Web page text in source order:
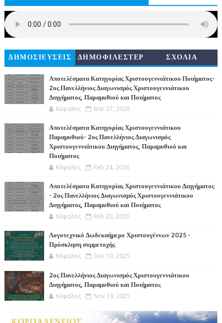
ΔΗΜΟΣΙΕΥΣΕΙΣ
ΔΗΜΟΦΙΛΕΣΤΕΡ
ΣΧΟΛΙΑ
Αποτελέσματα Κατηγορίας Χριστουγεννιάτικου Ποιήματος-
2ος Πανελλήνιος Διαγωνισμός Χριστουγεννιάτικου
Διηγήματος, Παραμυθιού και Ποιήματος
Κέφαλος Mar 27, 2026
Αποτελέσματα Κατηγορίας Χριστουγεννιάτικου
Παραμυθιού- 2ος Πανελλήνιος Διαγωνισμός
Χριστουγεννιάτικου Διηγήματος, Παραμυθιού και
Ποιήματος
Κέφαλος Feb 24, 2026
Αποτελέσματα Κατηγορίας Χριστουγεννιάτικου Διηγήματος
- 2ος Πανελλήνιος Διαγωνισμός Χριστουγεννιάτικου
Διηγήματος, Παραμυθιού και Ποιήματος
Κέφαλος Feb 20, 2026
Λογοτεχνικό Δωδεκαήμερο Χριστουγέννων 2025 -
Πρόσκληση συμμετοχής
Κέφαλος Dec 10, 2025
2ος Πανελλήνιος Διαγωνισμός Χριστουγεννιάτικου
Διηγήματος, Παραμυθιού και Ποιήματος
Κέφαλος Nov 19, 2025